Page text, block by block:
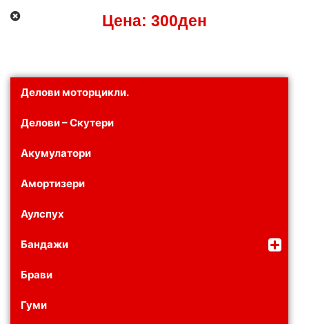
Делови моторцикли.
Делови – Скутери
Акумулатори
Амортизери
Аулспух
Бандажи
Брави
Гуми
Цена: 300ден